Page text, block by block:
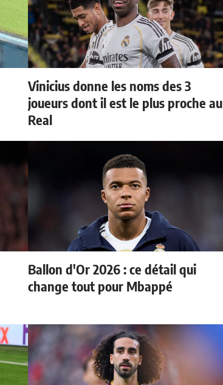
Vinicius donne les noms des 3
joueurs dont il est le plus proche au
Real
Ballon d'Or 2026 : ce détail qui
change tout pour Mbappé